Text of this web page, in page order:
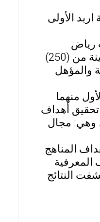
الأولى
رياض
الأطفال الحكومية والخاصة في منطقة إربد الأولى والبالغ عددهن (316) معلمة، وتكونت العينة من (250)
والمؤهل
منهما
على (24) فقرة تقيس درجة تحقيق أهداف
بواقع (8) فقرات لكل منها، وهي: مجال
المناهج
النتائج